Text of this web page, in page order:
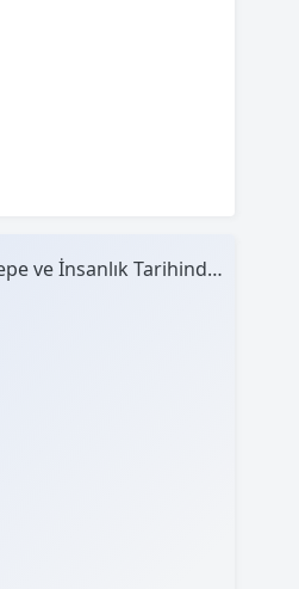
İnsanlık Tarihindeki Önemi